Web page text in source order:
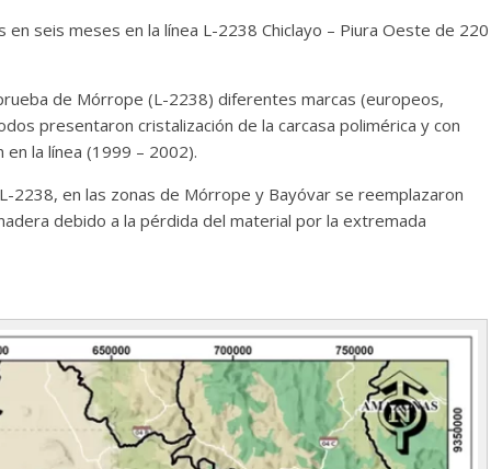
en seis meses en la línea L-2238 Chiclayo – Piura Oeste de 220
de Mórrope (L-2238) diferentes marcas (europeos,
presentaron cristalización de la carcasa polimérica y con
la línea (1999 – 2002).
2238, en las zonas de Mórrope y Bayóvar se reemplazaron
debido a la pérdida del material por la extremada